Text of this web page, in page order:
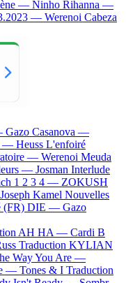
— Ninho Rihanna —
— Werenoi Cabeza
Gazo Casanova —
— Heuss L'enfoiré
— Werenoi Meuda
— Josman Interlude
1 2 3 4 — ZOKUSH
Joseph Kamel Nouvelles
(FR) DIE — Gazo
AH HA — Cardi B
Traduction KYLIAN
Way You Are —
— Tones & I Traduction